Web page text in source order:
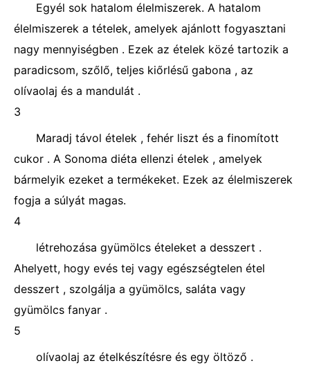
Egyél sok hatalom élelmiszerek. A hatalom
élelmiszerek a tételek, amelyek ajánlott fogyasztani
nagy mennyiségben . Ezek az ételek közé tartozik a
paradicsom, szőlő, teljes kiőrlésű gabona , az
olívaolaj és a mandulát .
3
Maradj távol ételek , fehér liszt és a finomított
cukor . A Sonoma diéta ellenzi ételek , amelyek
bármelyik ezeket a termékeket. Ezek az élelmiszerek
fogja a súlyát magas.
4
létrehozása gyümölcs ételeket a desszert .
Ahelyett, hogy evés tej vagy egészségtelen étel
desszert , szolgálja a gyümölcs, saláta vagy
gyümölcs fanyar .
5
olívaolaj az ételkészítésre és egy öltöző .